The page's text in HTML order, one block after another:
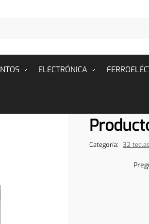
ELECTRÓNICA
Categoría: 32 teclas